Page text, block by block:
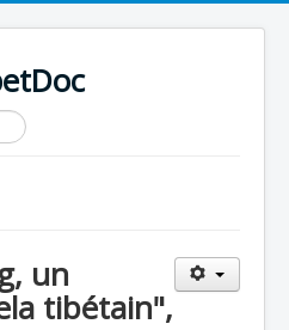
un
tibétain",